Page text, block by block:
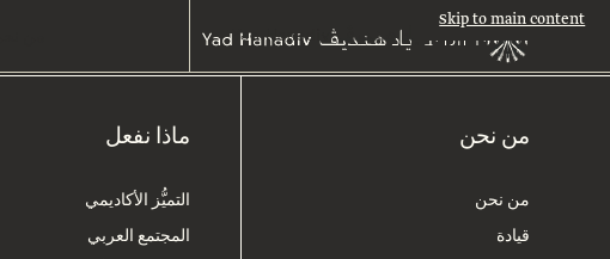
Skip to main content
من نحن
من نحن
قيادة
ماذا نفعل
التميُّز الأكاديمي
المجتمع العربي